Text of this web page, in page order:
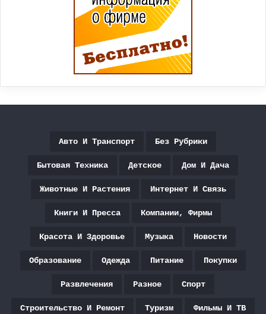
Авто И Транспорт Без Рубрики
Бытовая Техника Детское Дом И Дача
Животные И Растения Интернет И Связь
Книги И Пресса Компании, Фирмы
Красота И Здоровье Музыка Новости
Образование Одежда Питание Покупки
Развлечения Разное Спорт
Строительство И Ремонт Туризм Фильмы И ТВ